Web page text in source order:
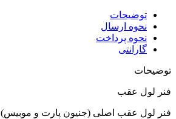
توضیحات
نحوه ارسال
نحوه پرداخت
گارانتی
توضیحات
فنر لول عقب
فنر لول عقب اصلی (جنیون پارت و موبیس)